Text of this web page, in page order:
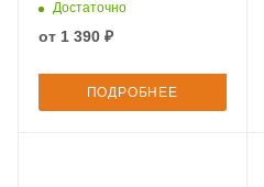
Достаточно
от 1 390 ₽
ПОДРОБНЕЕ